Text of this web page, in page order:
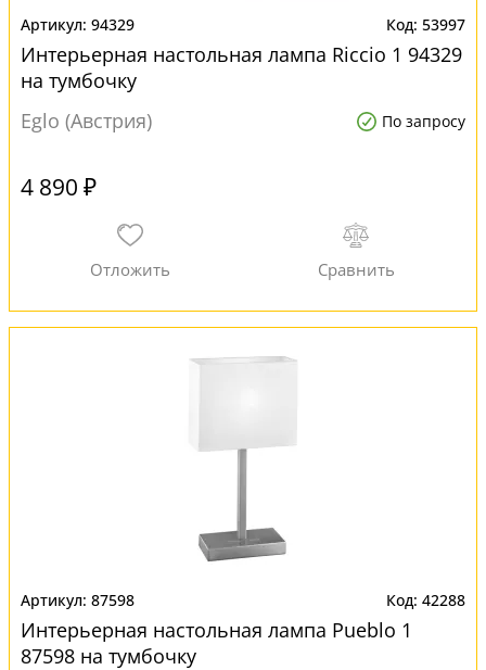
94329 53997
Интерьерная настольная лампа Riccio 1 94329
на тумбочку
Eglo (Австрия)
По запросу
4 890 ₽
87598 42288
Интерьерная настольная лампа Pueblo 1
87598 на тумбочку